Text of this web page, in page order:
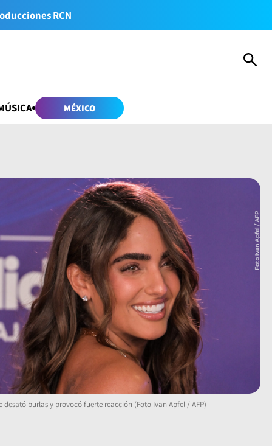
RCN
MÉXICO
burlas y provocó fuerte reacción (Foto Ivan Apfel / AFP)